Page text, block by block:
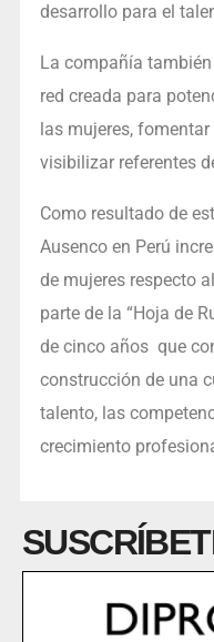
desarrollo para el
La compañía
red creada para
las mujeres,
visibilizar referentes
Como resultado de
Ausenco en Perú
de mujeres respecto
parte de la “Hoja de
de cinco años que
construcción de una
talento, las
crecimiento